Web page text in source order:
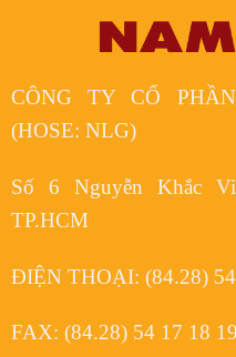
CÔNG TY CỔ
(HOSE: NLG)
Số 6 Nguyễn Khắc
TP.HCM
ĐIỆN THOẠI: (84.28)
FAX: (84.28) 54 17 18 19